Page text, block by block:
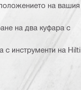
на вашия
на два куфара с
с инструменти на Hilti